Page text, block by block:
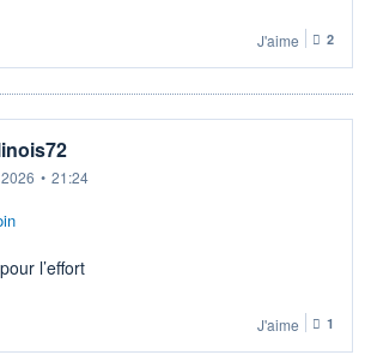
J'aime 2
• 21:24
l’effort
J'aime 1